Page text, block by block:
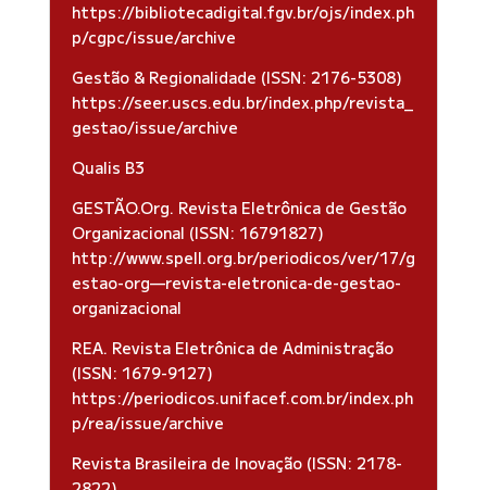
https://bibliotecadigital.fgv.br/ojs/index.ph
p/cgpc/issue/archive
Gestão & Regionalidade (ISSN: 2176-5308)
https://seer.uscs.edu.br/index.php/revista_
gestao/issue/archive
Qualis B3
GESTÃO.Org. Revista Eletrônica de Gestão
Organizacional (ISSN: 16791827)
http://www.spell.org.br/periodicos/ver/17/g
estao-org—revista-eletronica-de-gestao-
organizacional
REA. Revista Eletrônica de Administração
(ISSN: 1679-9127)
https://periodicos.unifacef.com.br/index.ph
p/rea/issue/archive
Revista Brasileira de Inovação (ISSN: 2178-